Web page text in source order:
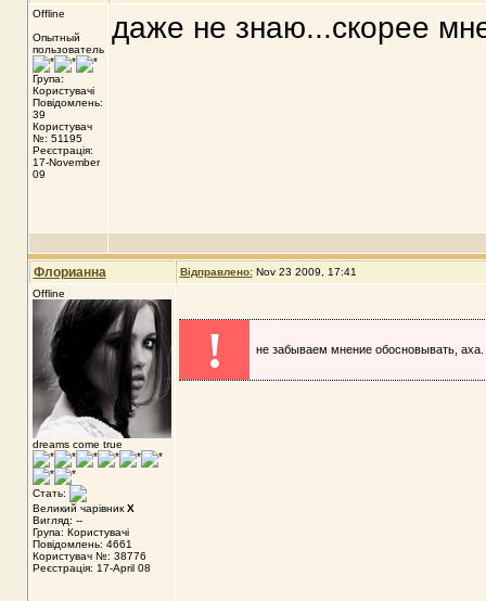
Offline
Опытный
пользователь
Група:
Користувачі
Повідомлень:
39
Користувач
№: 51195
Реєстрація:
17-November
09
даже не знаю...скорее
Флорианна Відправлено: Nov 23 2009, 17:41
Offline
dreams come true
Стать:
Великий чарівник X
Вигляд: --
Група: Користувачі
Повідомлень: 4661
Користувач №: 38776
Реєстрація: 17-April 08
! не забываем мнение обосновывать, аха.